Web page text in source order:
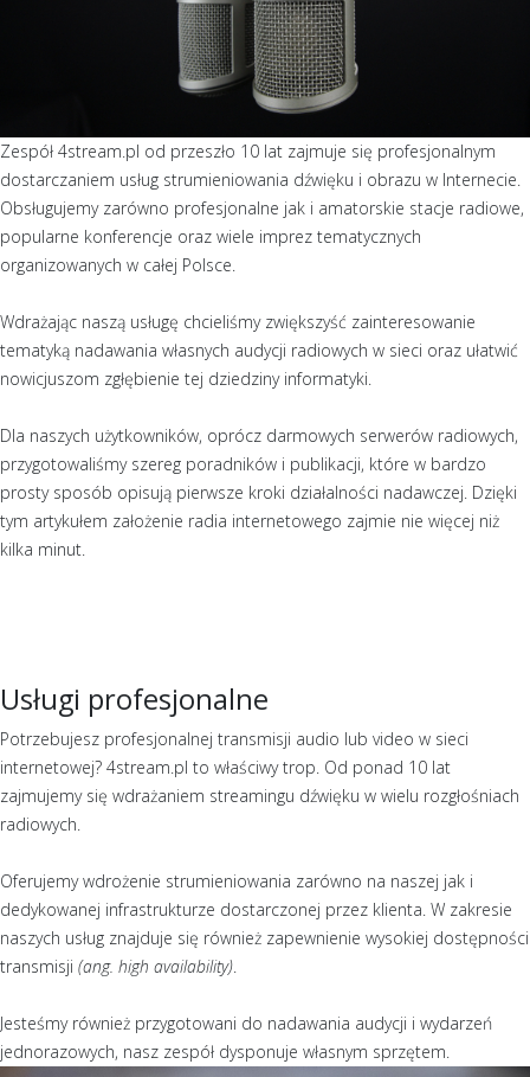
Zespół 4stream.pl od przeszło 10 lat zajmuje się profesjonalnym
dostarczaniem usług strumieniowania dźwięku i obrazu w Internecie.
Obsługujemy zarówno profesjonalne jak i amatorskie stacje radiowe,
popularne konferencje oraz wiele imprez tematycznych
organizowanych w całej Polsce.
Wdrażając naszą usługę chcieliśmy zwiększyść zainteresowanie
tematyką nadawania własnych audycji radiowych w sieci oraz ułatwić
nowicjuszom zgłębienie tej dziedziny informatyki.
Dla naszych użytkowników, oprócz darmowych serwerów radiowych,
przygotowaliśmy szereg poradników i publikacji, które w bardzo
prosty sposób opisują pierwsze kroki działalności nadawczej. Dzięki
tym artykułem założenie radia internetowego zajmie nie więcej niż
kilka minut.
Usługi profesjonalne
Potrzebujesz profesjonalnej transmisji audio lub video w sieci
internetowej? 4stream.pl to właściwy trop. Od ponad 10 lat
zajmujemy się wdrażaniem streamingu dźwięku w wielu rozgłośniach
radiowych.
Oferujemy wdrożenie strumieniowania zarówno na naszej jak i
dedykowanej infrastrukturze dostarczonej przez klienta. W zakresie
naszych usług znajduje się również zapewnienie wysokiej dostępności
transmisji (ang. high availability).
Jesteśmy również przygotowani do nadawania audycji i wydarzeń
jednorazowych, nasz zespół dysponuje własnym sprzętem.